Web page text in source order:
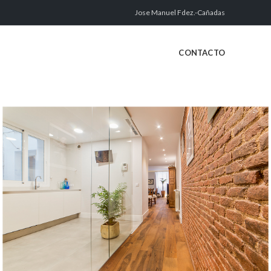
Jose Manuel Fdez.-Cañadas
CONTACTO